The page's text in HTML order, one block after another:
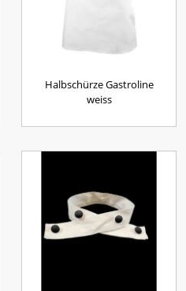
Halbschürze Gastroline
weiss